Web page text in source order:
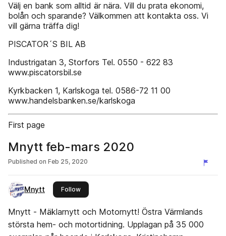
Välj en bank som alltid är nära. Vill du prata ekonomi,
bolån och sparande? Välkommen att kontakta oss. Vi
vill gärna träffa dig!
PISCATOR´S BIL AB
Industrigatan 3, Storfors Tel. 0550 - 622 83
www.piscatorsbil.se
Kyrkbacken 1, Karlskoga tel. 0586-72 11 00
www.handelsbanken.se/karlskoga
First page
Mnytt feb-mars 2020
Published on Feb 25, 2020
Mnytt Followthis publisher
Mnytt - Mäklarnytt och Motornytt! Östra Värmlands
största hem- och motortidning. Upplagan på 35 000